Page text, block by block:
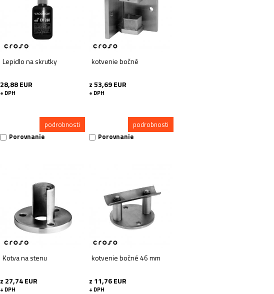
Lepidlo na skrutky
28,88 EUR
+ DPH
podrobnosti
Porovnanie
kotvenie bočné
z 53,69 EUR
+ DPH
podrobnosti
Porovnanie
Kotva na stenu
z 27,74 EUR
+ DPH
kotvenie bočné 46 mm
z 11,76 EUR
+ DPH